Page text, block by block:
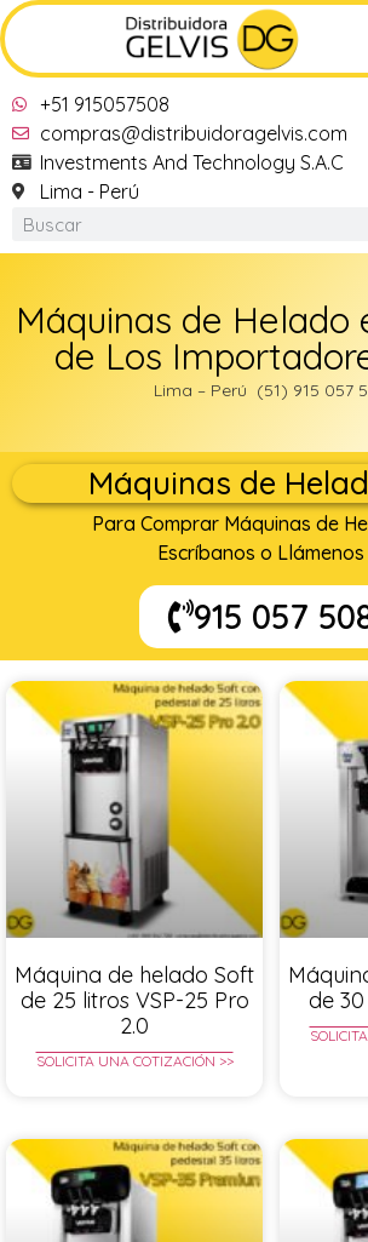
+51 915057508
compras@distribuidoragelvis.com
Investments And Technology S.A.C
Lima - Perú
Máquinas de Helado
de Los
Lima – Perú (51) 915 057
Máquinas de
Para Comprar Máquinas de
Escríbanos o
915 057
Máquina de helado Soft
de 25 litros VSP-25 Pro
2.0
SOLICITA UNA COTIZACIÓN >>
de